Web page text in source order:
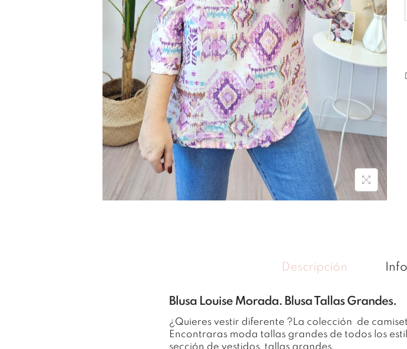
Descripción
Blusa Louise Morada. Blusa Tallas Grandes.
¿Quieres vestir diferente ?La colección de
Encontraras moda tallas grandes de todos los
sección de vestidos tallas grandes.